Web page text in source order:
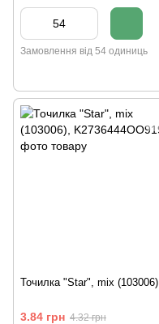
Замовлення від 54 одиниць
Точилка "Star", mix (103006)
3.84 грн 4.32 грн